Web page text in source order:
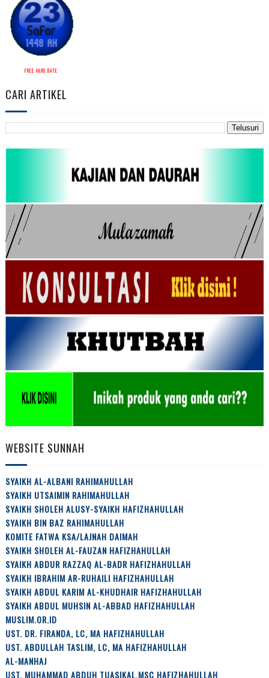
FREE HIJRI DATE
CARI ARTIKEL
WEBSITE SUNNAH
SYAIKH AL-ALBANI RAHIMAHULLAH
SYAIKH UTSAIMIN RAHIMAHULLAH
SYAIKH SHOLEH ALUSY-SYAIKH HAFIZHAHULLAH
SYAIKH BIN BAZ RAHIMAHULLAH
KOMITE FATWA KSA/LAJNAH DAIMAH
SYAIKH SHOLEH AL-FAUZAN HAFIZHAHULLAH
SYAIKH ABDUR RAZZAQ AL-BADR HAFIZHAHULLAH
SYAIKH IBRAHIM AR-RUHAILI HAFIZHAHULLAH
SYAIKH ABDUL KARIM AL-KHUDHAIR HAFIZHAHULLAH
SYAIKH ABDUL MUHSIN AL-ABBAD HAFIZHAHULLAH
MUSLIM.OR.ID
UST. DR. FIRANDA, LC, MA HAFIZHAHULLAH
UST. ABDULLAH TASLIM, LC, MA HAFIZHAHULLAH
AL-MANHAJ
UST. MUHAMMAD ABDUH TUASIKAL,MSC HAFIZHAHULLAH